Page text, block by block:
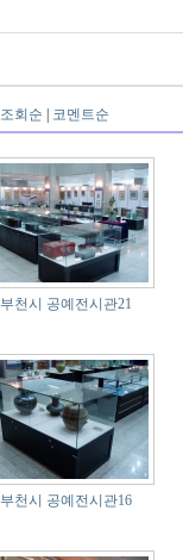
조회순 코멘트순
부천시 공예전시관21
부천시 공예전시관16